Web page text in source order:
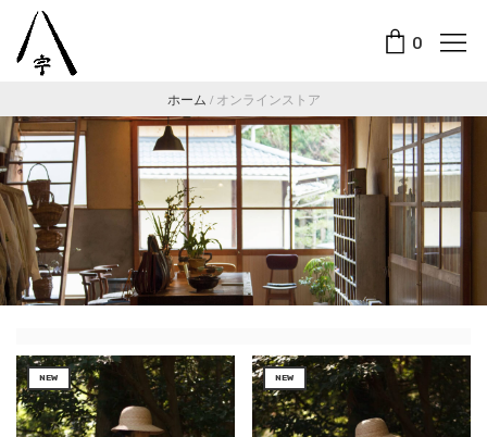
0
ホーム / オンラインストア
NEW NEW